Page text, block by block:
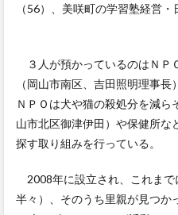
（56）、美咲町の学習塾経営・
３人が預かっているのはＮＰ
（岡山市南区、吉田照明理事
ＮＰＯは犬や猫の殺処分を減
山市北区御津伊田）や保健所な
探す取り組みを行っている。
2008年に設立され、これまで
半々）、そのうち里親が見つか